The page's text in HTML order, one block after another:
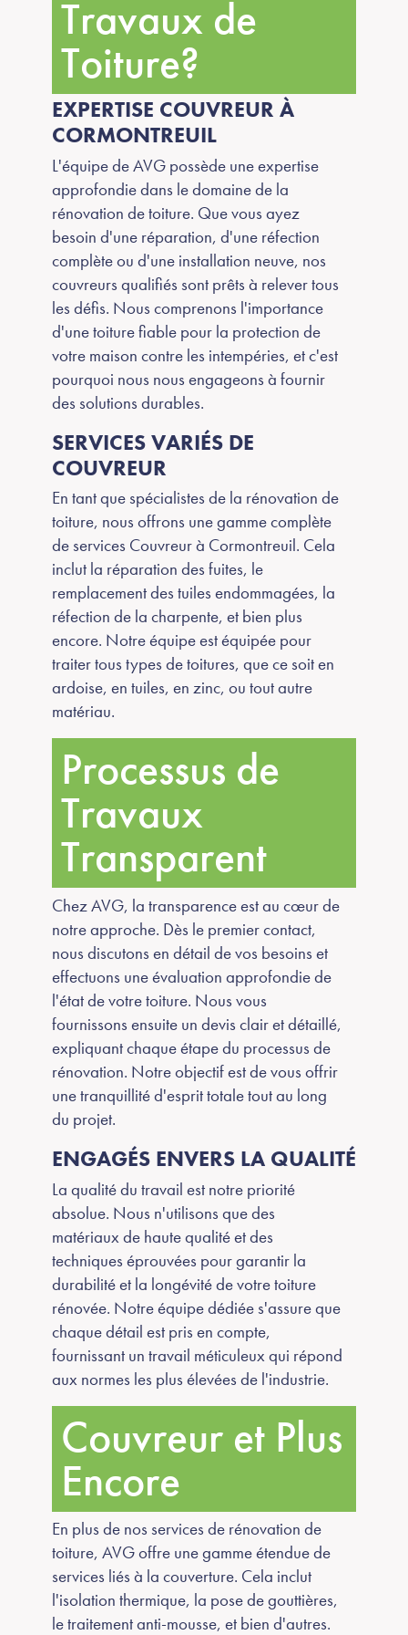
Travaux de
Toiture?
EXPERTISE COUVREUR À
CORMONTREUIL
L'équipe de AVG possède une expertise
approfondie dans le domaine de la
rénovation de toiture. Que vous ayez
besoin d'une réparation, d'une réfection
complète ou d'une installation neuve, nos
couvreurs qualifiés sont prêts à relever tous
les défis. Nous comprenons l'importance
d'une toiture fiable pour la protection de
votre maison contre les intempéries, et c'est
pourquoi nous nous engageons à fournir
des solutions durables.
SERVICES VARIÉS DE
COUVREUR
En tant que spécialistes de la rénovation de
toiture, nous offrons une gamme complète
de services Couvreur à Cormontreuil. Cela
inclut la réparation des fuites, le
remplacement des tuiles endommagées, la
réfection de la charpente, et bien plus
encore. Notre équipe est équipée pour
traiter tous types de toitures, que ce soit en
ardoise, en tuiles, en zinc, ou tout autre
matériau.
Processus de
Travaux
Transparent
Chez AVG, la transparence est au cœur de
notre approche. Dès le premier contact,
nous discutons en détail de vos besoins et
effectuons une évaluation approfondie de
l'état de votre toiture. Nous vous
fournissons ensuite un devis clair et détaillé,
expliquant chaque étape du processus de
rénovation. Notre objectif est de vous offrir
une tranquillité d'esprit totale tout au long
du projet.
ENGAGÉS ENVERS LA QUALITÉ
La qualité du travail est notre priorité
absolue. Nous n'utilisons que des
matériaux de haute qualité et des
techniques éprouvées pour garantir la
durabilité et la longévité de votre toiture
rénovée. Notre équipe dédiée s'assure que
chaque détail est pris en compte,
fournissant un travail méticuleux qui répond
aux normes les plus élevées de l'industrie.
Couvreur et Plus
Encore
En plus de nos services de rénovation de
toiture, AVG offre une gamme étendue de
services liés à la couverture. Cela inclut
l'isolation thermique, la pose de gouttières,
le traitement anti-mousse, et bien d'autres.